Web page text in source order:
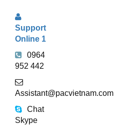
TRỰC
Support
Online 1
0964
952 442
Assistant@pacvietnam.com
Chat
Skype